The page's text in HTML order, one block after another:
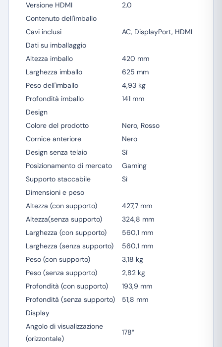
Versione HDMI
2.0
Contenuto dell'imballo
Cavi inclusi
AC, DisplayPort, HDMI
Dati su imballaggio
Altezza imballo
420 mm
Larghezza imballo
625 mm
Peso dell'imballo
4,93 kg
Profondità imballo
141 mm
Design
Colore del prodotto
Nero, Rosso
Cornice anteriore
Nero
Design senza telaio
Sì
Posizionamento di mercato
Gaming
Supporto staccabile
Sì
Dimensioni e peso
Altezza (con supporto)
427,7 mm
Altezza(senza supporto)
324,8 mm
Larghezza (con supporto)
560,1 mm
Larghezza (senza supporto)
560,1 mm
Peso (con supporto)
3,18 kg
Peso (senza supporto)
2,82 kg
Profondità (con supporto)
193,9 mm
Profondità (senza supporto)
51,8 mm
Display
Angolo di visualizzazione
(orizzontale)
178°